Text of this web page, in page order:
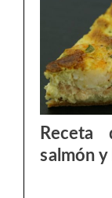
Receta
salmón